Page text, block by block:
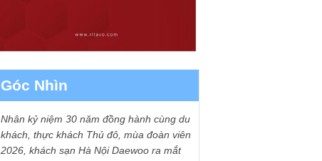
Góc Nhìn
Nhân kỷ niệm 30 năm đồng hành cùng du
khách, thực khách Thủ đô, mùa đoàn viên
2026, khách sạn Hà Nội Daewoo ra mắt